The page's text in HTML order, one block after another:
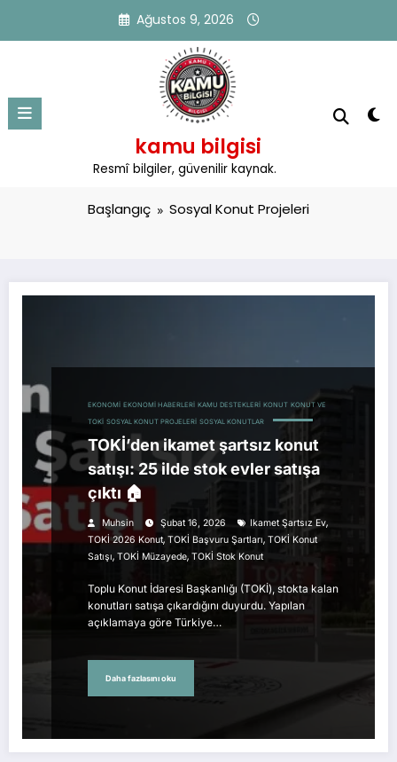
Ağustos 9, 2026
kamu bilgisi
Resmî bilgiler, güvenilir kaynak.
Kategori: Sosyal Konut Projeleri
Başlangıç Sosyal Konut Projeleri
EKONOMI EKONOMI HABERLERI KAMU DESTEKLERI KONUT KONUT VE
TOKİ SOSYAL KONUT PROJELERI SOSYAL KONUTLAR
TOKİ’den ikamet şartsız konut
satışı: 25 ilde stok evler satışa
çıktı 🏠
Muhsin Şubat 16, 2026 Ikamet Şartsız Ev,
TOKİ 2026 Konut, TOKİ Başvuru Şartları, TOKİ Konut
Satışı, TOKİ Müzayede, TOKİ Stok Konut
Toplu Konut İdaresi Başkanlığı (TOKİ), stokta kalan
konutları satışa çıkardığını duyurdu. Yapılan
açıklamaya göre Türkiye…
Daha fazlasını oku